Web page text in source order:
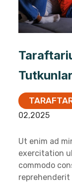
02,2025
Ut enim ad
exercitation
commodo